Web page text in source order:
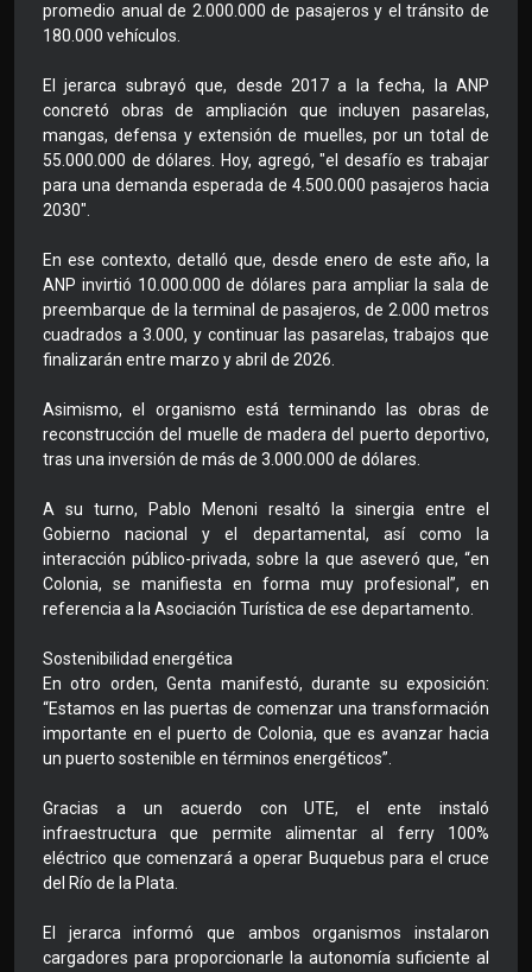
promedio anual de 2.000.000 de pasajeros y el tránsito de
180.000 vehículos.
El jerarca subrayó que, desde 2017 a la fecha, la ANP
concretó obras de ampliación que incluyen pasarelas,
mangas, defensa y extensión de muelles, por un total de
55.000.000 de dólares. Hoy, agregó, "el desafío es trabajar
para una demanda esperada de 4.500.000 pasajeros hacia
2030".
En ese contexto, detalló que, desde enero de este año, la
ANP invirtió 10.000.000 de dólares para ampliar la sala de
preembarque de la terminal de pasajeros, de 2.000 metros
cuadrados a 3.000, y continuar las pasarelas, trabajos que
finalizarán entre marzo y abril de 2026.
Asimismo, el organismo está terminando las obras de
reconstrucción del muelle de madera del puerto deportivo,
tras una inversión de más de 3.000.000 de dólares.
A su turno, Pablo Menoni resaltó la sinergia entre el
Gobierno nacional y el departamental, así como la
interacción público-privada, sobre la que aseveró que, “en
Colonia, se manifiesta en forma muy profesional”, en
referencia a la Asociación Turística de ese departamento.
Sostenibilidad energética
En otro orden, Genta manifestó, durante su exposición:
“Estamos en las puertas de comenzar una transformación
importante en el puerto de Colonia, que es avanzar hacia
un puerto sostenible en términos energéticos”.
Gracias a un acuerdo con UTE, el ente instaló
infraestructura que permite alimentar al ferry 100%
eléctrico que comenzará a operar Buquebus para el cruce
del Río de la Plata.
El jerarca informó que ambos organismos instalaron
cargadores para proporcionarle la autonomía suficiente al